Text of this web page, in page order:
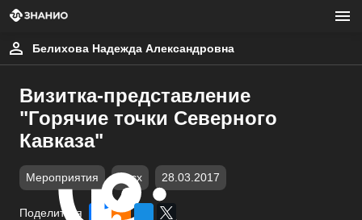
Белихова Надежда Александровна
Визитка-представление
"Горячие точки Северного
Кавказа"
Мероприятия docx 28.03.2017
Поделиться